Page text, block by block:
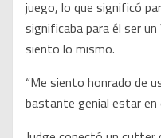
juego, lo que significó
significaba para él ser un
siento lo mismo.
“Me siento honrado de
bastante genial estar en